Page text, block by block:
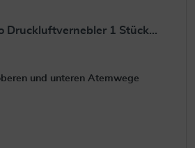
Druckluftvernebler 1 Stück...
und unteren Atemwege